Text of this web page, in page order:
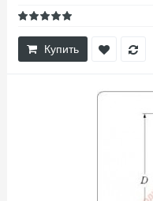
Купить